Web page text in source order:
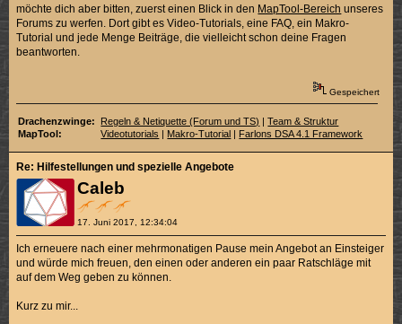
möchte dich aber bitten, zuerst einen Blick in den MapTool-Bereich unseres
Forums zu werfen. Dort gibt es Video-Tutorials, eine FAQ, ein Makro-
Tutorial und jede Menge Beiträge, die vielleicht schon deine Fragen
beantworten.
Gespeichert
Drachenzwinge:
MapTool:
Regeln & Netiquette (Forum und TS) |Team & Struktur
Videotutorials | Makro-Tutorial | Farlons DSA 4.1 Framework
Caleb
17. Juni 2017, 12:34:04
Re: Hilfestellungen und spezielle Angebote
Ich erneuere nach einer mehrmonatigen Pause mein Angebot an Einsteiger
und würde mich freuen, den einen oder anderen ein paar Ratschläge mit
auf dem Weg geben zu können.
Kurz zu mir...